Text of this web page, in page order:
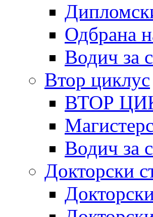
Одбрана
Водич за
Втор циклус
ВТОР
Водич за
Докторски